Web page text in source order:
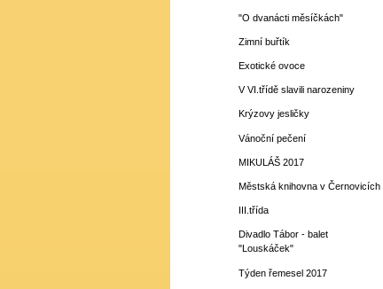
"O dvanácti měsíčkách"
Zimní buřtík
Exotické ovoce
V VI.třídě slavili narozeniny
Krýzovy jesličky
Vánoční pečení
MIKULÁŠ 2017
Městská knihovna v Černovicích
III.třída
Divadlo Tábor - balet
"Louskáček"
Týden řemesel 2017